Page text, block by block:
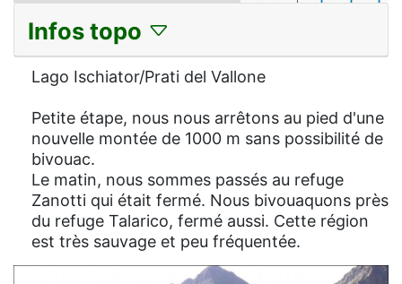
Infos topo
Lago Ischiator/Prati del Vallone
Petite étape, nous nous arrêtons au pied d'une
nouvelle montée de 1000 m sans possibilité de
bivouac.
Le matin, nous sommes passés au refuge
Zanotti qui était fermé. Nous bivouaquons près
du refuge Talarico, fermé aussi. Cette région
est très sauvage et peu fréquentée.